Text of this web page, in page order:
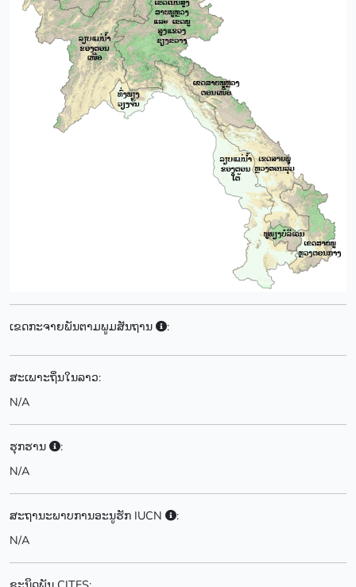
ເຂດກະຈາຍພັນຕາມພູມສັນຖານ :
ສະເພາະຖິ່ນໃນລາວ:
N/A
ຮຸກຮານ
:
N/A
ສະຖານະພາບການອະນູຮັກ IUCN
:
N/A